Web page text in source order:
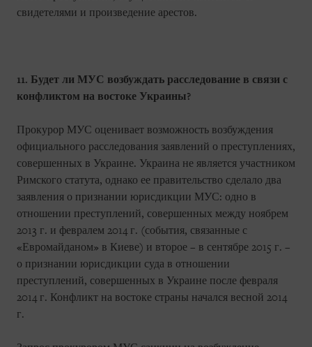
свидетелями и произведение арестов.
11. Будет ли МУС возбуждать расследование в связи с
конфликтом на востоке Украины?
Прокурор МУС оценивает возможность возбуждения
официального расследования заявлений о преступлениях,
совершенных в Украине. Украина не является участником
Римского статута, однако ее правительство сделало два
заявления о признании юрисдикции МУС: одно в
отношении преступлений, совершенных между ноябрем
2013 г. и февралем 2014 г. (события, связанные с
«Евромайданом» в Киеве) и второе – в сентябре 2015 г. –
о признании юрисдикции суда в отношении
преступлений, совершенных в Украине после февраля
2014 г. Конфликт на востоке страны начался весной 2014
г.